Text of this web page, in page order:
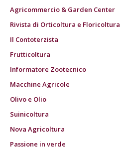
Agricommercio & Garden Center
Rivista di Orticoltura e Floricoltura
Il Contoterzista
Frutticoltura
Informatore Zootecnico
Macchine Agricole
Olivo e Olio
Suinicoltura
Nova Agricoltura
Passione in verde